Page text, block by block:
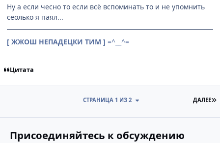
Ну а если чесно то если всё вспоминать то и не упомнить
сеолько я паял...
[ ЖЖОШ НЕПАДЕЦКИ ТИМ ] =^__^=
Цитата
ДАЛЕЕ
СТРАНИЦА 1 ИЗ 2
Присоединяйтесь к обсуждению